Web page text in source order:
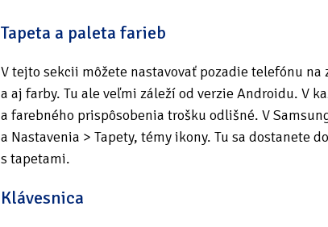
Tapeta a paleta farieb
V tejto sekcii môžete nastavovať pozadie telefónu
a aj farby. Tu ale veľmi záleží od verzie Androidu. V
a farebného prispôsobenia trošku odlišné. V
a Nastavenia > Tapety, témy ikony. Tu sa dostanete
s tapetami.
Klávesnica